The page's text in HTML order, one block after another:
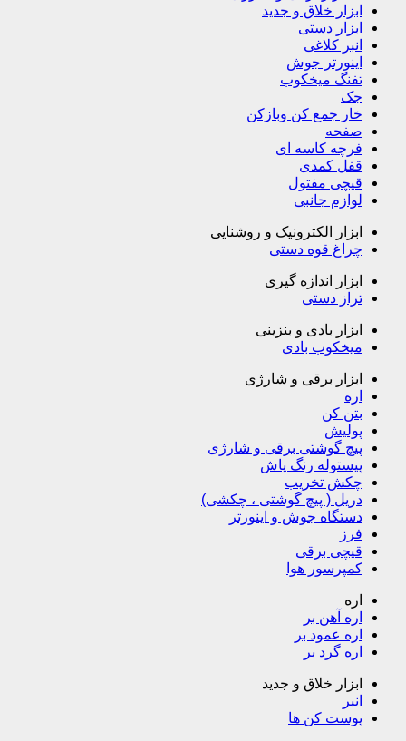
ابزار خلاق و جدید
ابزار دستی
انبر کلاغی
اینورتر جوش
تفنگ میخکوب
جک
خار جمع کن وبازکن
صفحه
فرچه کاسه ای
قفل کمدی
قیچی مفتول
لوازم جانبی
ابزار الکترونیک و روشنایی
چراغ قوه دستی
ابزار اندازه گیری
تراز دستی
ابزار بادی و بنزینی
میخکوب بادی
ابزار برقی و شارژی
اره
بتن کن
پولیش
پیچ گوشتی برقی و شارژی
پیستوله رنگ پاش
چکش تخریب
دریل ( پیچ گوشتی ، چکشی)
دستگاه جوش و اینورتر
فرز
قیچی برقی
کمپرسور هوا
اره
اره آهن بر
اره عمود بر
اره گرد بر
ابزار خلاق و جدید
انبر
پوست کن ها